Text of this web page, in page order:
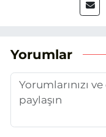
Yorumlar